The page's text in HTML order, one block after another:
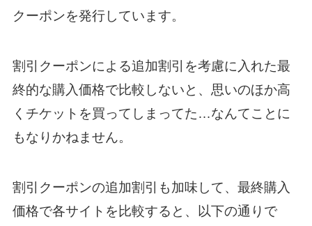
クーポンを発行しています。
割引クーポンによる追加割引を考慮に入れた最
終的な購入価格で比較しないと、思いのほか高
くチケットを買ってしまってた…なんてことに
もなりかねません。
割引クーポンの追加割引も加味して、最終購入
価格で各サイトを比較すると、以下の通りで